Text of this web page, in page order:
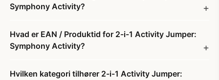
Symphony Activity?
Hvad er EAN / Produktid for 2-i-1 Activity Jumper:
Symphony Activity?
Hvilken kategori tilhører 2-i-1 Activity Jumper: